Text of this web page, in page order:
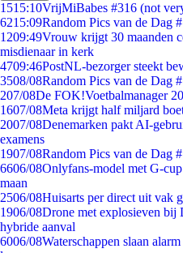
1515:10VrijMiBabes #316 (not
6215:09Random Pics van de Dag
1209:49Vrouw krijgt 30 maanden
misdienaar in kerk
4709:46PostNL-bezorger steekt
3508/08Random Pics van de Dag
207/08De FOK!Voetbalmanager
1607/08Meta krijgt half miljard
2007/08Denemarken pakt AI-
examens
1907/08Random Pics van de Dag
6606/08Onlyfans-model met G-
maan
2506/08Huisarts per direct uit vak
1906/08Drone met explosieven bij
hybride aanval
6006/08Waterschappen slaan